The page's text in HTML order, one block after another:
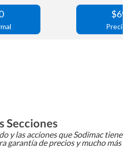
Secciones
y las acciones que Sodimac tiene
garantía de precios y mucho más